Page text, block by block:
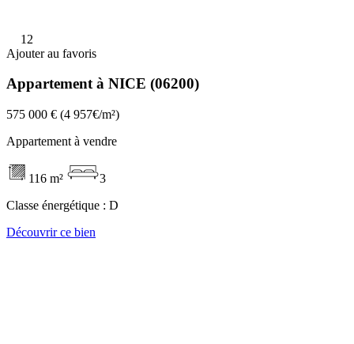
12
Ajouter au favoris
Appartement à NICE (06200)
575 000 € (4 957€/m²)
Appartement à vendre
116 m²
3
Classe énergétique : D
Découvrir ce bien